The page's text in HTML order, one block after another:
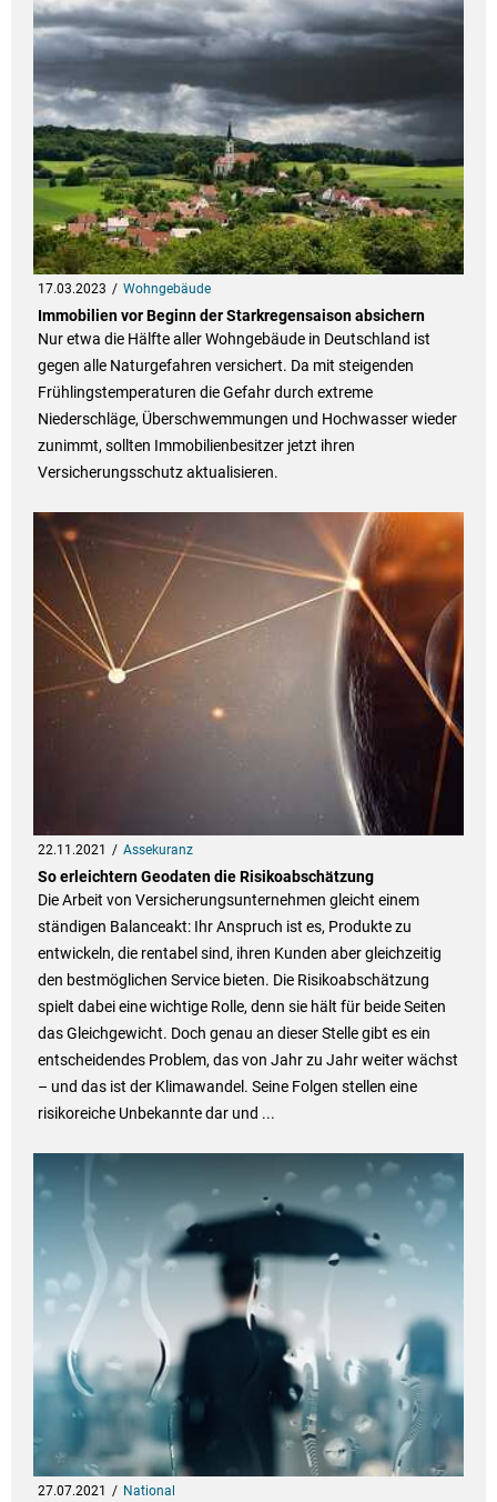
17.03.2023 Wohngebäude
Immobilien vor Beginn der Starkregensaison absichern
Nur etwa die Hälfte aller Wohngebäude in Deutschland ist
gegen alle Naturgefahren versichert. Da mit steigenden
Frühlingstemperaturen die Gefahr durch extreme
Niederschläge, Überschwemmungen und Hochwasser wieder
zunimmt, sollten Immobilienbesitzer jetzt ihren
Versicherungsschutz aktualisieren.
22.11.2021 Assekuranz
So erleichtern Geodaten die Risikoabschätzung
Die Arbeit von Versicherungsunternehmen gleicht einem
ständigen Balanceakt: Ihr Anspruch ist es, Produkte zu
entwickeln, die rentabel sind, ihren Kunden aber gleichzeitig
den bestmöglichen Service bieten. Die Risikoabschätzung
spielt dabei eine wichtige Rolle, denn sie hält für beide Seiten
das Gleichgewicht. Doch genau an dieser Stelle gibt es ein
entscheidendes Problem, das von Jahr zu Jahr weiter wächst
– und das ist der Klimawandel. Seine Folgen stellen eine
risikoreiche Unbekannte dar und ...
27.07.2021 National